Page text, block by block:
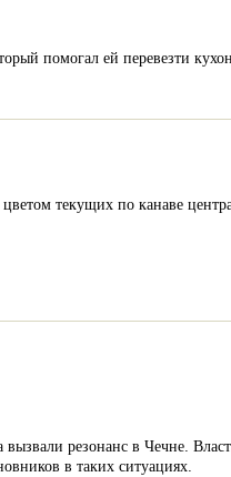
помогал ей перевезти
текущих по канаве
резонанс в Чечне.
в таких ситуациях.